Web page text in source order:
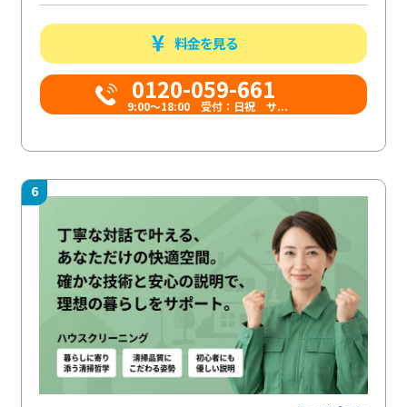
料金を見る
0120-059-661
9:00〜18:00 受付：日祝 サ...
6